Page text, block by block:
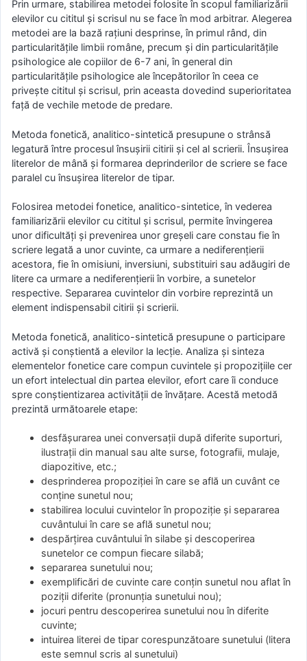
Prin urmare, stabilirea metodei folosite în scopul familiarizării
elevilor cu cititul şi scrisul nu se face în mod arbitrar. Alegerea
metodei are la bază raţiuni desprinse, în primul rând, din
particularităţile limbii române, precum şi din particularităţile
psihologice ale copiilor de 6-7 ani, în general din
particularităţile psihologice ale începătorilor în ceea ce
priveşte cititul şi scrisul, prin aceasta dovedind superioritatea
faţă de vechile metode de predare.
Metoda fonetică, analitico-sintetică presupune o strânsă
legatură între procesul însuşirii citirii şi cel al scrierii. Însuşirea
literelor de mână şi formarea deprinderilor de scriere se face
paralel cu însuşirea literelor de tipar.
Folosirea metodei fonetice, analitico-sintetice, în vederea
familiarizării elevilor cu cititul şi scrisul, permite învingerea
unor dificultăţi şi prevenirea unor greşeli care constau fie în
scriere legată a unor cuvinte, ca urmare a nediferenţierii
acestora, fie în omisiuni, inversiuni, substituiri sau adăugiri de
litere ca urmare a nediferenţierii în vorbire, a sunetelor
respective. Separarea cuvintelor din vorbire reprezintă un
element indispensabil citirii şi scrierii.
Metoda fonetică, analitico-sintetică presupune o participare
activă şi conştientă a elevilor la lecţie. Analiza şi sinteza
elementelor fonetice care compun cuvintele şi propoziţiile cer
un efort intelectual din partea elevilor, efort care îi conduce
spre conştientizarea activităţii de învăţare. Acestă metodă
prezintă următoarele etape:
desfăşurarea unei conversaţii după diferite suporturi,
ilustraţii din manual sau alte surse, fotografii, mulaje,
diapozitive, etc.;
desprinderea propoziţiei în care se află un cuvânt ce
conţine sunetul nou;
stabilirea locului cuvintelor în propoziţie şi separarea
cuvântului în care se află sunetul nou;
despărţirea cuvântului în silabe şi descoperirea
sunetelor ce compun fiecare silabă;
separarea sunetului nou;
exemplificări de cuvinte care conţin sunetul nou aflat în
poziţii diferite (pronunţia sunetului nou);
jocuri pentru descoperirea sunetului nou în diferite
cuvinte;
intuirea literei de tipar corespunzătoare sunetului (litera
este semnul scris al sunetului)